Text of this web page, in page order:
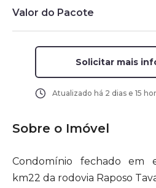
Valor do Pacote
Solicitar mais
Atualizado há 2 dias e 15
Sobre o Imóvel
Condomínio fechado em
km22 da rodovia Raposo